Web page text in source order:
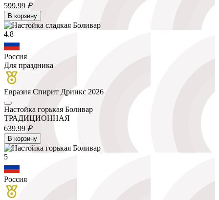
599.99 ₽
В корзину
4.8
Россия
Для праздника
Евразия Спирит Дринкс 2026
Настойка горькая Боливар
ТРАДИЦИОННАЯ
639.99 ₽
В корзину
5
Россия